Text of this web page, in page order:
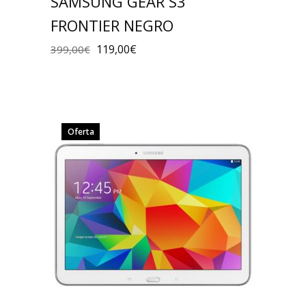
FRONTIER NEGRO
399,00€ 119,00€
Oferta